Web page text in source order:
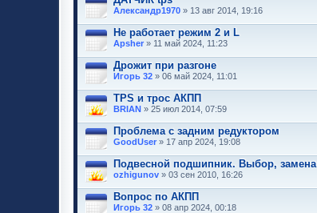
Александр1970 » 13 авг 2014, 19:16
Не работает режим 2 и L
Apsher » 11 май 2024, 11:23
Дрожит при разгоне
Игорь 32 » 06 май 2024, 11:01
TPS и трос АКПП
BRIAN » 25 июл 2014, 07:59
Проблема с задним редуктором
GoodUser » 17 апр 2024, 19:08
Подвесной подшипник. Выбор, замена
ozhigunov » 03 сен 2010, 16:26
Вопрос по АКПП
Игорь 32 » 08 апр 2024, 00:18